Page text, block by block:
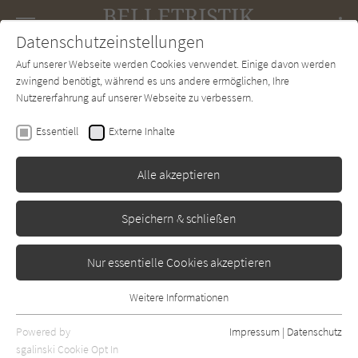
SUCHE Forum Charts Newsletter
Antonio Scurati
M: Der Sohn des
Jahrhunderts
Klett-Cotta
Datenschutzeinstellungen
Auf unserer Webseite werden Cookies verwendet. Einige davon werden
zwingend benötigt, während es uns andere ermöglichen, Ihre
Nutzererfahrung auf unserer Webseite zu verbessern.
Essentiell Externe Inhalte
Alle akzeptieren
Speichern & schließen
Nur essentielle Cookies akzeptieren
Essentielle Cookies werden für grundlegende Funktionen der
Webseite benötigt. Dadurch ist gewährleistet, dass die Webseite
Weitere Informationen
Powered by
sgalinski Cookie Opt In
Impressum | Datenschutz